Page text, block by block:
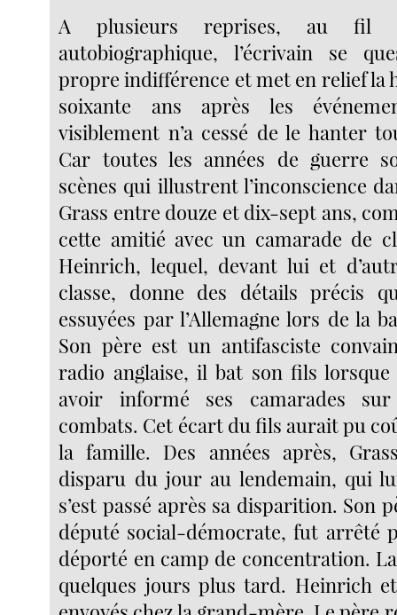
A plusieurs reprises, au fil
autobiographique, l’écrivain se
propre indifférence et met en relief la
soixante ans après les
visiblement n’a cessé de le hanter
Car toutes les années de guerre
scènes qui illustrent l’inconscience
Grass entre douze et dix-sept ans,
cette amitié avec un camarade de
Heinrich, lequel, devant lui et
classe, donne des détails précis
essuyées par l’Allemagne lors de la
Son père est un antifasciste
radio anglaise, il bat son fils
avoir informé ses camarades
combats. Cet écart du fils aurait pu
la famille. Des années après,
disparu du jour au lendemain, qui
s’est passé après sa disparition. Son
député social-démocrate, fut arrêté
déporté en camp de concentration.
quelques jours plus tard. Heinrich